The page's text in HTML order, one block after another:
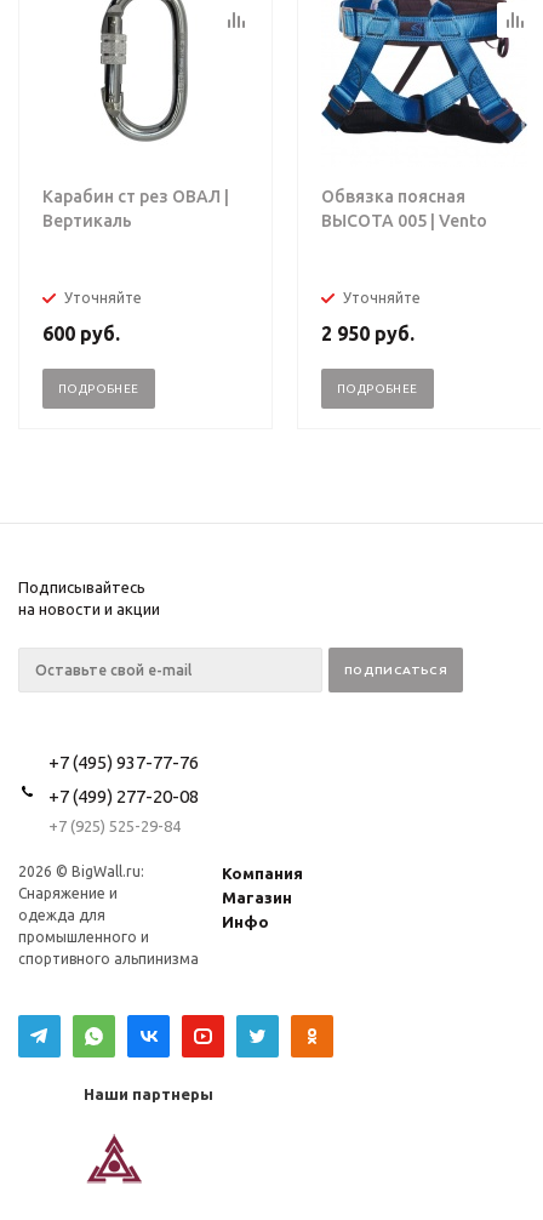
Карабин ст рез ОВАЛ |
Вертикаль
Уточняйте
600 руб.
ПОДРОБНЕЕ
Обвязка поясная
ВЫСОТА 005 | Vento
Уточняйте
2 950 руб.
ПОДРОБНЕЕ
Подписывайтесь
на новости и акции
+7 (495) 937-77-76
+7 (499) 277-20-08
+7 (925) 525-29-84
2026 © BigWall.ru:
Снаряжение и
одежда для
промышленного и
спортивного альпинизма
Компания
Магазин
Инфо
Наши партнеры